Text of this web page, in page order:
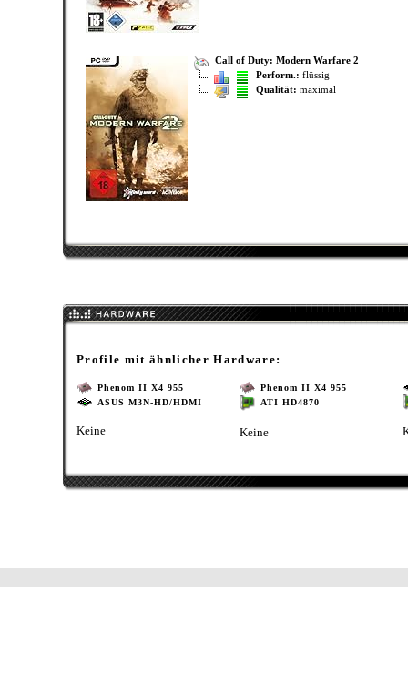
Call of Duty: Modern Warfare 2
Perform.: flüssig
Qualität: maximal
Profile mit ähnlicher Hardware:
Phenom II X4 955
ASUS M3N-HD/HDMI
Keine
Phenom II X4 955
ATI HD4870
Keine